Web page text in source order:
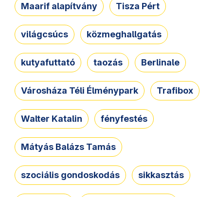
Maarif alapítvány Tisza Pért
világcsúcs közmeghallgatás
kutyafuttató taozás Berlinale
Városháza Téli Élménypark Trafibox
Walter Katalin fényfestés
Mátyás Balázs Tamás
szociális gondoskodás sikkasztás